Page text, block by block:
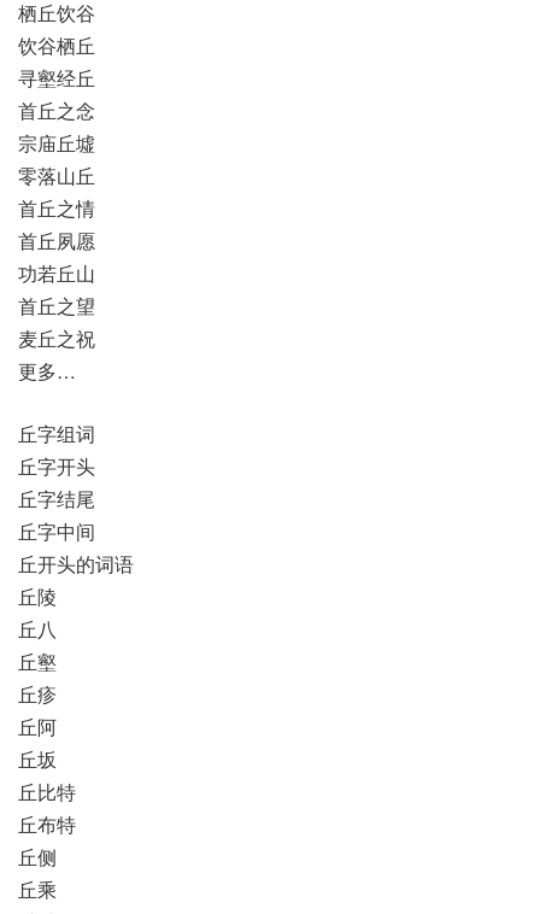
栖丘饮谷
饮谷栖丘
寻壑经丘
首丘之念
宗庙丘墟
零落山丘
首丘之情
首丘夙愿
功若丘山
首丘之望
麦丘之祝
更多…
丘字组词
丘字开头
丘字结尾
丘字中间
丘开头的词语
丘陵
丘八
丘壑
丘疹
丘阿
丘坂
丘比特
丘布特
丘侧
丘乘